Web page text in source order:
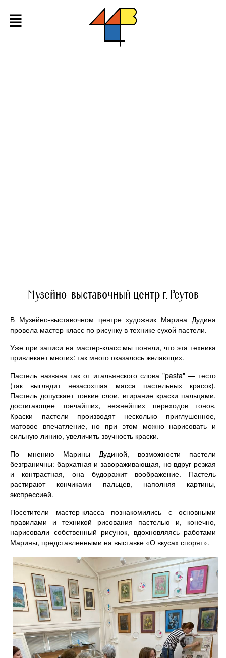
Музейно-выставочный центр г. Реутов
В Музейно-выставочном центре художник Марина Дудина
провела мастер-класс по рисунку в технике сухой пастели.
Уже при записи на мастер-класс мы поняли, что эта техника
привлекает многих: так много оказалось желающих.
Пастель названа так от итальянского слова "pasta" — тесто
(так выглядит незасохшая масса пастельных красок).
Пастель допускает тонкие слои, втирание краски пальцами,
достигающее тончайших, нежнейших переходов тонов.
Краски пастели производят несколько приглушенное,
матовое впечатление, но при этом можно нарисовать и
сильную линию, увеличить звучность краски.
По мнению Марины Дудиной, возможности пастели
безграничны: бархатная и завораживающая, но вдруг резкая
и контрастная, она будоражит воображение. Пастель
растирают кончиками пальцев, наполняя картины,
экспрессией.
Посетители мастер-класса познакомились с основными
правилами и техникой рисования пастелью и, конечно,
нарисовали собственный рисунок, вдохновляясь работами
Марины, представленными на выставке «О вкусах спорят».